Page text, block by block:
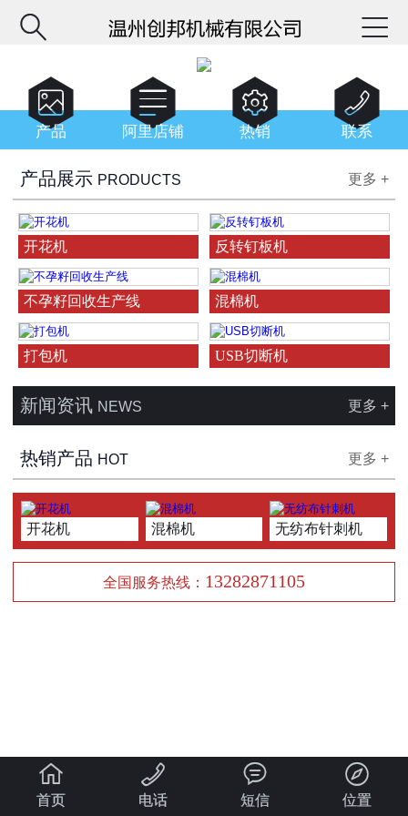



产品 
阿里店铺 
热销 
联系
产品展示 PRODUCTS 更多 +
开花机 反转钉板机
不孕籽回收生产线 混棉机
打包机 USB切断机
新闻资讯 NEWS 更多 +
热销产品 HOT 更多 +
开花机 混棉机 无纺布针刺机
全国服务热线： 13282871105

首页

电话

短信

位置